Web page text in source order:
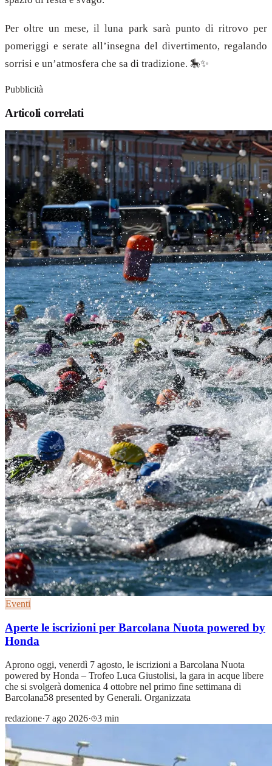
Per oltre un mese, il luna park sarà punto di ritrovo per
pomeriggi e serate all’insegna del divertimento, regalando
sorrisi e un’atmosfera che sa di tradizione. 🎠✨
Pubblicità
Articoli correlati
Eventi
Aperte le iscrizioni per Barcolana Nuota powered by
Honda
Aprono oggi, venerdì 7 agosto, le iscrizioni a Barcolana Nuota
powered by Honda – Trofeo Luca Giustolisi, la gara in acque libere
che si svolgerà domenica 4 ottobre nel primo fine settimana di
Barcolana58 presented by Generali. Organizzata
redazione·7 ago 2026· 3 min